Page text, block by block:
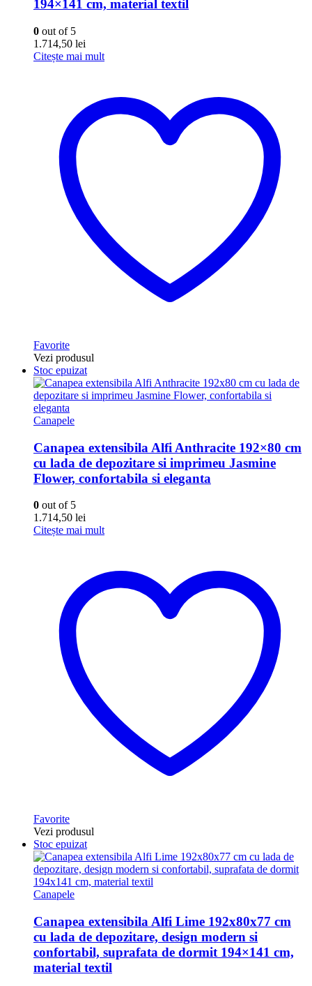
194×141 cm, material textil
0 out of 5
1.714,50 lei
Citește mai mult
Favorite
Vezi produsul
Stoc epuizat
Canapele
Canapea extensibila Alfi Anthracite 192×80 cm
cu lada de depozitare si imprimeu Jasmine
Flower, confortabila si eleganta
0 out of 5
1.714,50 lei
Citește mai mult
Favorite
Vezi produsul
Stoc epuizat
Canapele
Canapea extensibila Alfi Lime 192x80x77 cm
cu lada de depozitare, design modern si
confortabil, suprafata de dormit 194×141 cm,
material textil